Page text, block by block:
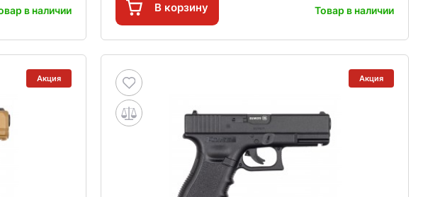
в наличии В корзину Товар в наличии
Акция Акция